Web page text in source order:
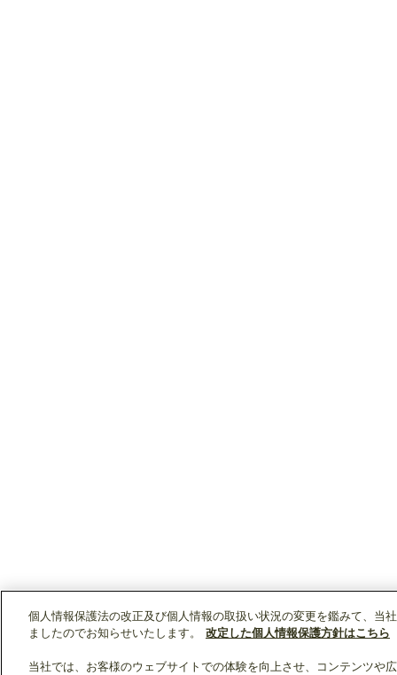
個人情報保護法の改正及び個人情報の取扱い状況の変更を鑑みて、当
ましたのでお知らせいたします。
改定した個人情報保護方針はこちら
当社では、お客様のウェブサイトでの体験を向上させ、コンテンツや